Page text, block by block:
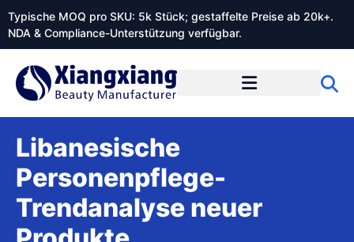
Typische MOQ pro SKU: 5k Stück; gestaffelte Preise ab 20k+.
NDA & Compliance-Unterstützung verfügbar.
Libanesische
Personenpflege-
Trendanalyse neuer